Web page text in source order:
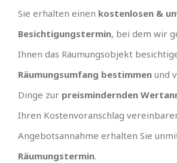
Sie erhalten einen kostenlosen &
Besichtigungstermin, bei dem wir
Ihnen das Räumungsobjekt
Räumungsumfang bestimmen und
Dinge zur preismindernden
Ihren Kostenvoranschlag
Angebotsannahme erhalten Sie
Räumungstermin.